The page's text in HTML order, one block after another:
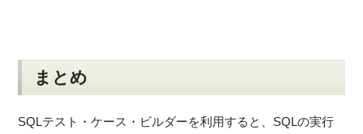
まとめ
SQLテスト・ケース・ビルダーを利用すると、SQLの実行